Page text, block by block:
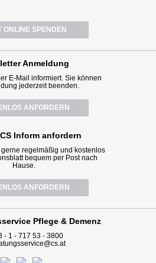
ONLINE SPENDEN
Anmeldung
E-Mail informiert. Sie können
jederzeit beenden.
ANFORDERN
Inform anfordern
regelmäßig und kostenlos
bequem per Post nach
Hause.
ANFORDERN
Pflege & Demenz
- 1 - 717 53 - 3800